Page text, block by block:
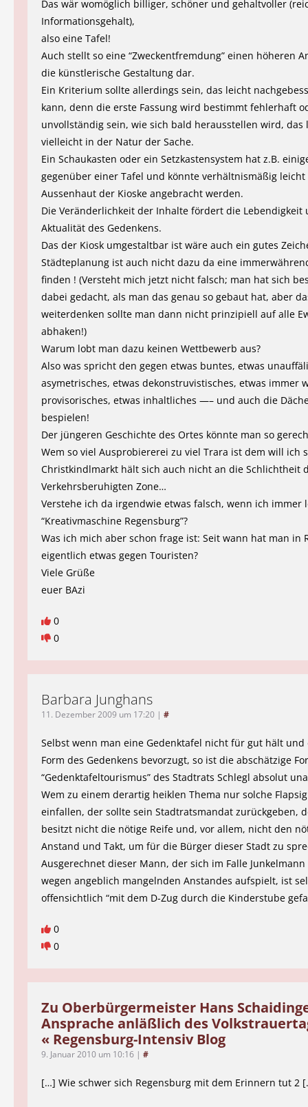
Das wär womöglich billiger, schöner und gehaltvoller
Informationsgehalt),
also eine Tafel!
Auch stellt so eine “Zweckentfremdung” einen höheren
die künstlerische Gestaltung dar.
Ein Kriterium sollte allerdings sein, das leicht
kann, denn die erste Fassung wird bestimmt fehlerhaft
unvollständig sein, wie sich bald herausstellen wird, das
vielleicht in der Natur der Sache.
Ein Schaukasten oder ein Setzkastensystem hat z.B.
gegenüber einer Tafel und könnte verhältnismäßig leicht
Aussenhaut der Kioske angebracht werden.
Die Veränderlichkeit der Inhalte fördert die Lebendigkeit
Aktualität des Gedenkens.
Das der Kiosk umgestaltbar ist wäre auch ein gutes
Städteplanung ist auch nicht dazu da eine
finden ! (Versteht mich jetzt nicht falsch; man hat sich
dabei gedacht, als man das genau so gebaut hat, aber
weiterdenken sollte man dann nicht prinzipiell auf alle
abhaken!)
Warum lobt man dazu keinen Wettbewerb aus?
Also was spricht den gegen etwas buntes, etwas
asymetrisches, etwas dekonstruvistisches, etwas immer
provisorisches, etwas inhaltliches —– und auch die
bespielen!
Der jüngeren Geschichte des Ortes könnte man so
Wem so viel Ausprobiererei zu viel Trara ist dem will ich
Christkindlmarkt hält sich auch nicht an die Schlichtheit
Verkehrsberuhigten Zone…
Verstehe ich da irgendwie etwas falsch, wenn ich immer
“Kreativmaschine Regensburg”?
Was ich mich aber schon frage ist: Seit wann hat man in
eigentlich etwas gegen Touristen?
Viele Grüße
euer BAzi
0
0
Barbara Junghans
11. Dezember 2009 um 17:20 | #
Selbst wenn man eine Gedenktafel nicht für gut hält und
Form des Gedenkens bevorzugt, so ist die abschätzige
“Gedenktafeltourismus” des Stadtrats Schlegl absolut
Wem zu einem derartig heiklen Thema nur solche
einfallen, der sollte sein Stadtratsmandat zurückgeben,
besitzt nicht die nötige Reife und, vor allem, nicht den
Anstand und Takt, um für die Bürger dieser Stadt zu
Ausgerechnet dieser Mann, der sich im Falle
wegen angeblich mangelnden Anstandes aufspielt, ist
offensichtlich “mit dem D-Zug durch die Kinderstube
0
0
Zu Oberbürgermeister Hans
Ansprache anläßlich des
« Regensburg-Intensiv Blog
9. Januar 2010 um 10:16 | #
[…] Wie schwer sich Regensburg mit dem Erinnern tut 2